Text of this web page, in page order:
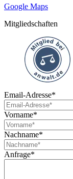
Google Maps
Mitgliedschaften
Email-Adresse*
Vorname*
Nachname*
Anfrage*